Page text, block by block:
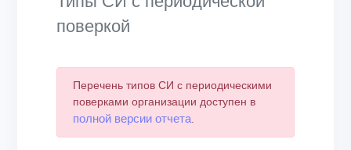
поверкой
Перечень типов СИ с периодическими
поверками организации доступен в
полной версии отчета.